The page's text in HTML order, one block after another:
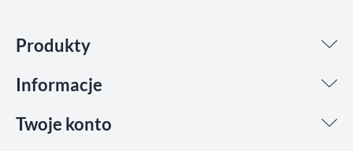
Produkty
Informacje
Twoje konto